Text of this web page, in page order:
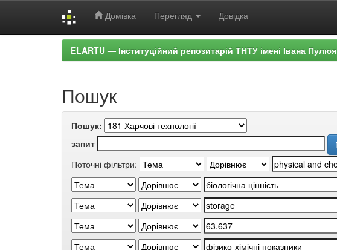
Домівка Перегляд Довідка
ELARTU — Інституційний репозитарій ТНТУ імені Івана Пулюя
Пошук
Пошук:
запит
Поточні фільтри: